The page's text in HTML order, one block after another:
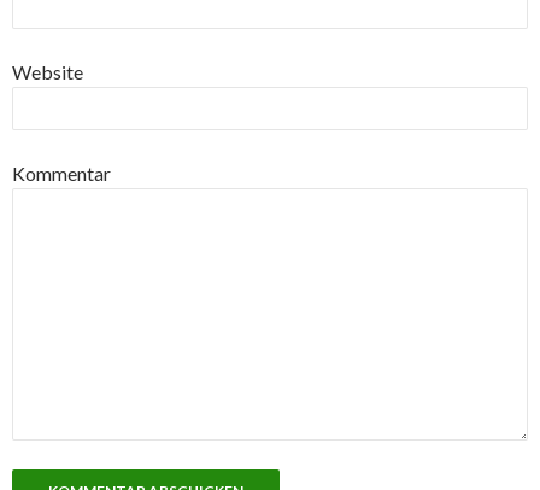
Website
Kommentar